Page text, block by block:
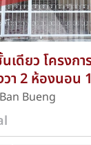
เดียว โครงก
วา 2 ห้องนอน
บ้านบึง อำเภอ
แอร์และฟรีค่
Ban Bueng